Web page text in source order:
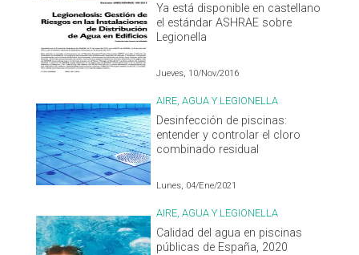
Ya está disponible en castellano
el estándar ASHRAE sobre
Legionella
Jueves, 10/Nov/2016
AIRE, AGUA Y LEGIONELLA
Desinfección de piscinas:
entender y controlar el cloro
combinado residual
Lunes, 04/Ene/2021
AIRE, AGUA Y LEGIONELLA
Calidad del agua en piscinas
públicas de España, 2020